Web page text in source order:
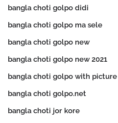
bangla choti golpo didi
bangla choti golpo ma sele
bangla choti golpo new
bangla choti golpo new 2021
bangla choti golpo with picture
bangla choti golpo.net
bangla choti jor kore